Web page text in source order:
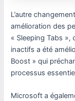
L’autre
amélioration des
« Sleeping Tabs »,
inactifs a été
Boost » qui
processus
Microsoft a